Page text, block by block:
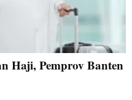
Haji, Pemprov Banten